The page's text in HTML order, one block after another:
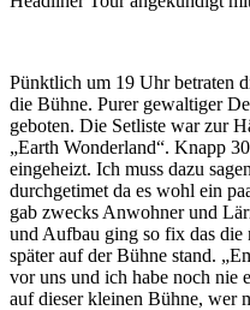
Pünktlich um 19 Uhr betraten
die Bühne. Purer gewaltiger
geboten. Die Setliste war zur
„Earth Wonderland“. Knapp
eingeheizt. Ich muss dazu
durchgetimet da es wohl ein
gab zwecks Anwohner und
und Aufbau ging so fix das die
später auf der Bühne stand.
vor uns und ich habe noch nie
auf dieser kleinen Bühne, wer